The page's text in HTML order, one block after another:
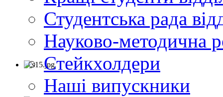
Студентська рада
Науково-методична
Стейкхолдери
Наші випускники